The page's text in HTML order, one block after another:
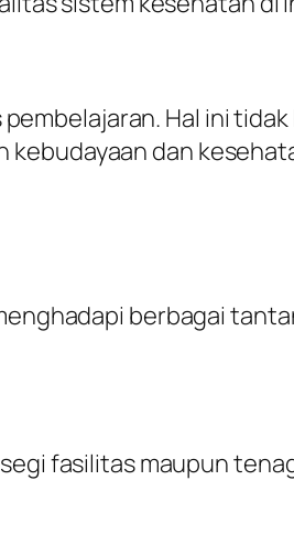
Hal ini tidak
kebudayaan dan
berbagai
fasilitas maupun